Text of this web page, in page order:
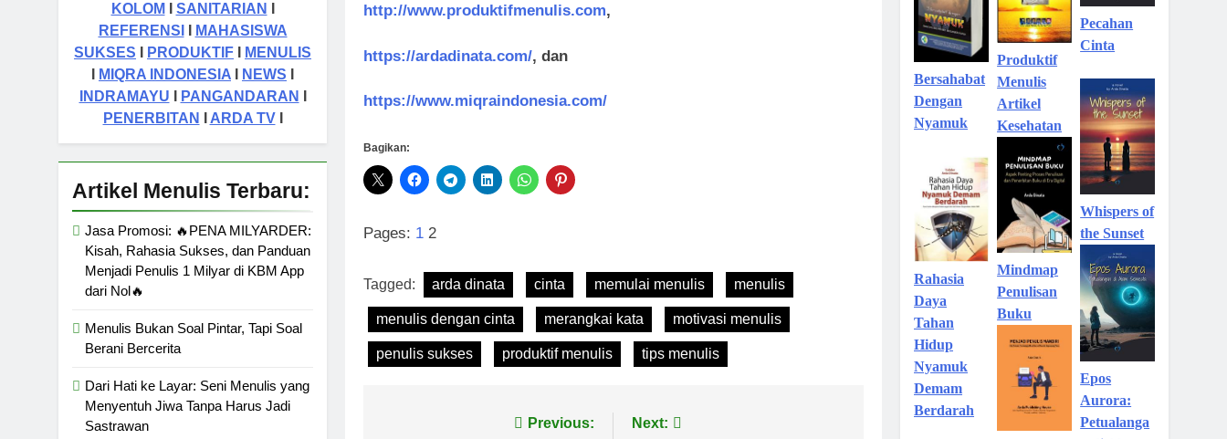
KOLOMISANITARIANI
REFERENSIIMAHASISWA
SUKSES I PRODUKTIF I MENULIS
I MIQRA INDONESIA I NEWS I
INDRAMAYUIPANGANDARANI
PENERBITANIARDA TVI
Artikel Menulis Terbaru:
Jasa Promosi: 🔥PENA MILYARDER:
Kisah, Rahasia Sukses, dan Panduan
Menjadi Penulis 1 Milyar di KBM App
dari Nol🔥
Menulis Bukan Soal Pintar, Tapi Soal
Berani Bercerita
Dari Hati ke Layar: Seni Menulis yang
Menyentuh Jiwa Tanpa Harus Jadi
Sastrawan
http://www.produktifmenulis.com,
https://ardadinata.com/, dan
https://www.miqraindonesia.com/
Bagikan:
Pages: 1 2
Tagged: arda dinata cinta memulai menulis menulis
menulis dengan cinta merangkai kata motivasi menulis
penulis sukses produktif menulis tips menulis
Previous: Next:
Bersahabat
Dengan
Nyamuk
Rahasia
Daya
Tahan
Hidup
Nyamuk
Demam
Berdarah
Produktif
Menulis
Artikel
Kesehatan
Mindmap
Penulisan
Buku
Pecahan
Cinta
Whispers of
the Sunset
Epos
Aurora:
Petualanga